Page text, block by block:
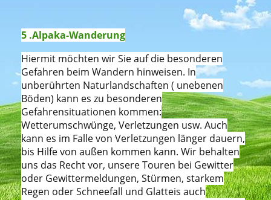
5 .Alpaka-Wanderung
Hiermit möchten wir Sie auf die besonderen
Gefahren beim Wandern hinweisen. In
unberührten Naturlandschaften ( unebenen
Böden) kann es zu besonderen
Gefahrensituationen kommen:
Wetterumschwünge, Verletzungen usw. Auch
kann es im Falle von Verletzungen länger dauern,
bis Hilfe von außen kommen kann. Wir behalten
uns das Recht vor, unsere Touren bei Gewitter
oder Gewittermeldungen, Stürmen, starkem
Regen oder Schneefall und Glatteis auch